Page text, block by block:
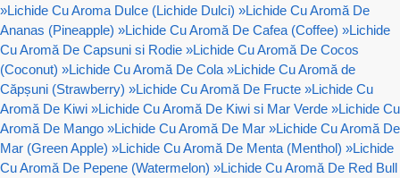
»Lichide Cu Aroma Dulce (Lichide Dulci) »Lichide Cu Aromă De
Ananas (Pineapple) »Lichide Cu Aromă De Cafea (Coffee) »Lichide
Cu Aromă De Capsuni si Rodie »Lichide Cu Aromă De Cocos
(Coconut) »Lichide Cu Aromă De Cola »Lichide Cu Aromă de
Căpșuni (Strawberry) »Lichide Cu Aromă De Fructe »Lichide Cu
Aromă De Kiwi »Lichide Cu Aromă De Kiwi si Mar Verde »Lichide Cu
Aromă De Mango »Lichide Cu Aromă De Mar »Lichide Cu Aromă De
Mar (Green Apple) »Lichide Cu Aromă De Menta (Menthol) »Lichide
Cu Aromă De Pepene (Watermelon) »Lichide Cu Aromă De Red Bull